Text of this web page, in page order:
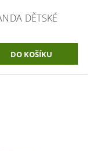
DĚTSKÉ